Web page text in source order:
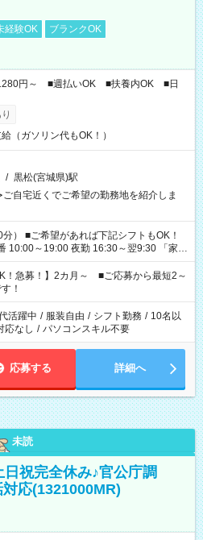
経験OK
ブランクOK
円～ ■週払いOK ■扶養内OK ■日
（ガソリン代もOK！）
/ 黒松(宮城県)駅
自宅近くでご希望の勤務地を紹介しま
もOK！
～19:00 夜勤 16:30～翌9:30 「家族
「余裕を持って夕飯の準備がしたい」
くない」 など、ご希望を教えてください
勤務時間。 合計で週40時間を超える場
！急募！】2カ月～ ■ご応募から最短2～
！
活躍中 / 服装自由 / シフト勤務 / 10名以
応なし / パソコンスキル不要
応募する 詳細へ
未読
日祝完全休み♪官公庁調
応(1321000MR)